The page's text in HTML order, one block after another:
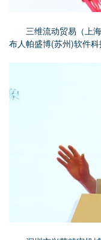
三维流动贸易（上海
布人帕盛博(苏州)软件